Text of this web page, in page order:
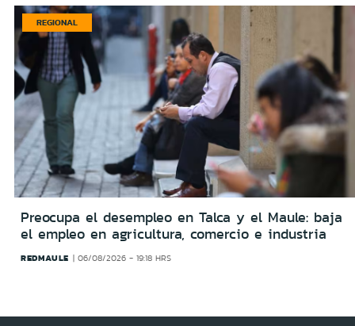
REGIONAL
Preocupa el desempleo en Talca y el Maule: baja
el empleo en agricultura, comercio e industria
REDMAULE 06/08/2026 - 19:18 HRS